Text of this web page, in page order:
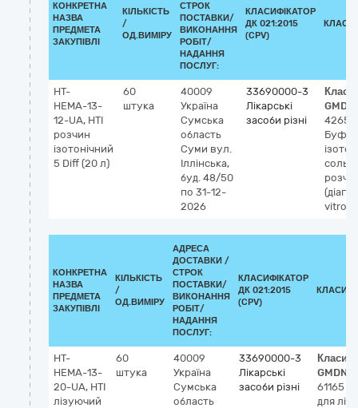
КОНКРЕТНА
НАЗВА
ПРЕДМЕТА
ЗАКУПІВЛІ
КІЛЬКІСТЬ
/
ОД.ВИМІРУ
СТРОК
ПОСТАВКИ/
ВИКОНАННЯ
РОБІТ/
НАДАННЯ
ПОСЛУГ:
КЛАСИФІКАТОР
ДК 021:2015
(CPV)
НТ-
НЕМА-13-
12-UA, НТІ
розчин
ізотонічний
5 Diff (20 л)
60
штука
40009
Україна
Сумська
область
Суми вул.
Іллінська,
буд. 48/50
по 31-12-
2026
33690000-3
Лікарські
засоби різні
42651
vitro)
КОНКРЕТНА
НАЗВА
ПРЕДМЕТА
ЗАКУПІВЛІ
КІЛЬКІСТЬ
/
ОД.ВИМІРУ
АДРЕСА
ДОСТАВКИ /
СТРОК
ПОСТАВКИ/
ВИКОНАННЯ
РОБІТ/
НАДАННЯ
ПОСЛУГ:
КЛАСИФІКАТОР
ДК 021:2015
(CPV)
НТ-
НЕМА-13-
20-UA, НТІ
лізуючий
60
штука
40009
Україна
Сумська
область
33690000-3
Лікарські
засоби різні
GMDN-
61165
для